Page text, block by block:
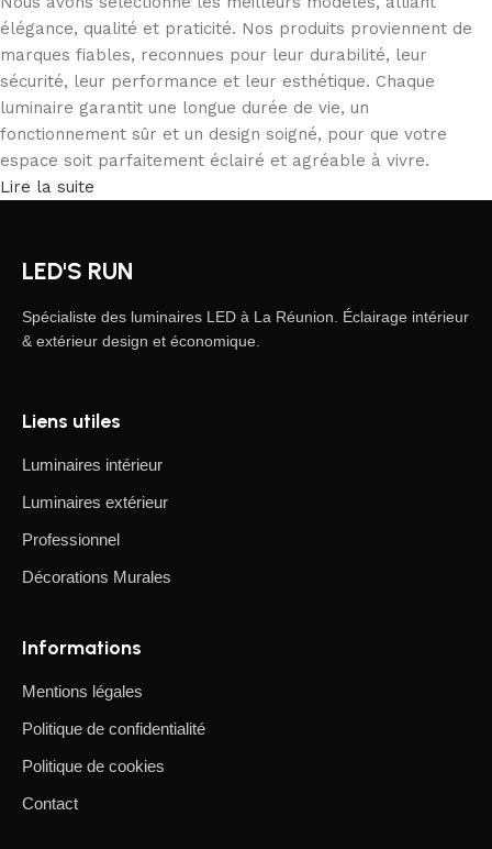
élégance, qualité et praticité. Nos produits proviennent de
marques fiables, reconnues pour leur durabilité, leur
sécurité, leur performance et leur esthétique. Chaque
luminaire garantit une longue durée de vie, un
fonctionnement sûr et un design soigné, pour que votre
espace soit parfaitement éclairé et agréable à vivre.
Lire la suite
LED'S RUN
Spécialiste des luminaires LED à La Réunion. Éclairage intérieur
& extérieur design et économique.
Liens utiles
Luminaires intérieur
Luminaires extérieur
Professionnel
Décorations Murales
Informations
Mentions légales
Politique de confidentialité
Politique de cookies
Contact